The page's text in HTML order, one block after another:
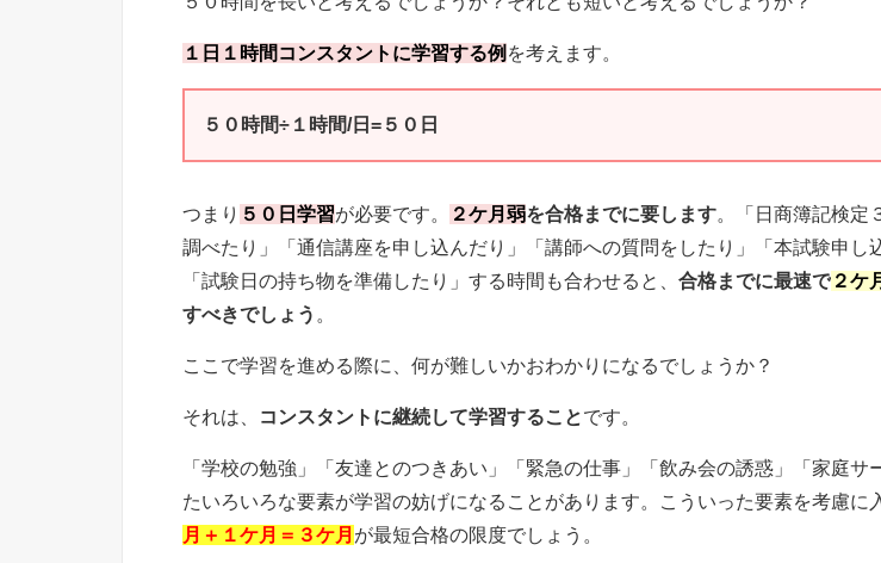
１日１時間コンスタントに学習する例 を考えます。
５０時間÷１時間/日=５０日
つまり ５０日学習が必要です。 ２ケ月弱を合格までに要します。「日商簿記検定
調べたり」「通信講座を申し込んだり」「講師への質問をしたり」「本試験申し
「試験日の持ち物を準備したり」する時間も合わせると、 合格までに最速で ２ケ
すべきでしょう 。
ここで学習を進める際に、何が難しいかおわかりになるでしょうか？
それは、 コンスタントに継続して学習することです。
「学校の勉強」「友達とのつきあい」「緊急の仕事」「飲み会の誘惑」「家庭サ
たいろいろな要素が学習の妨げになることがあります。こういった要素を考慮に
月＋１ケ月＝ ３ケ月 が最短合格の限度でしょう。